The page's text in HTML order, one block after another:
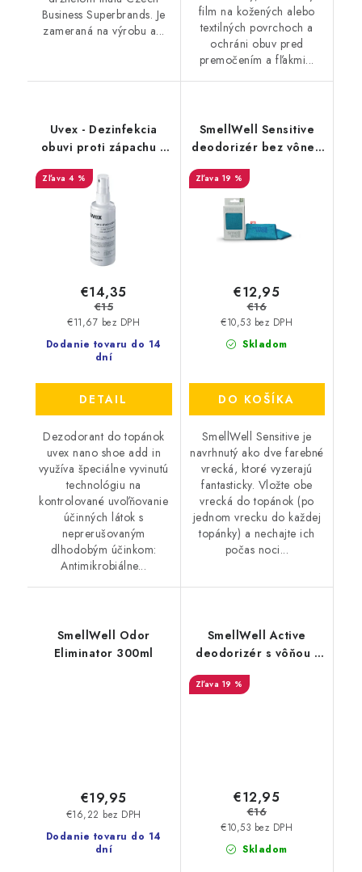
Business Superbrands. Je
zameraná na výrobu a...
film na kožených alebo
textilných povrchoch a
ochráni obuv pred
premočením a fľakmi...
Uvex - Dezinfekcia
obuvi proti zápachu a
plesniam 125ml
9698/3
4 %
Dodanie tovaru do 14
dní
€11,67 bez DPH
€14,35
€15
DETAIL
Dezodorant do topánok
uvex nano shoe add in
využíva špeciálne vyvinutú
technológiu na
kontrolované uvoľňovanie
účinných látok s
neprerušovaným
dlhodobým účinkom:
Antimikrobiálne...
SmellWell Sensitive
deodorizér bez vône -
Blue
19 %
Skladom
€10,53 bez DPH
€12,95
€16
DO KOŠÍKA
SmellWell Sensitive je
navrhnutý ako dve farebné
vrecká, ktoré vyzerajú
fantasticky. Vložte obe
vrecká do topánok (po
jednom vrecku do každej
topánky) a nechajte ich
počas noci...
SmellWell Odor
Eliminator 300ml
Dodanie tovaru do 14
dní
€16,22 bez DPH
€19,95
SmellWell Active
deodorizér s vôňou -
19 %
Skladom
€10,53 bez DPH
€12,95
€16